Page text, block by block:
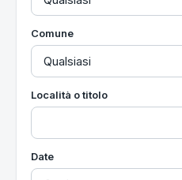
Comune
Località o titolo
Date